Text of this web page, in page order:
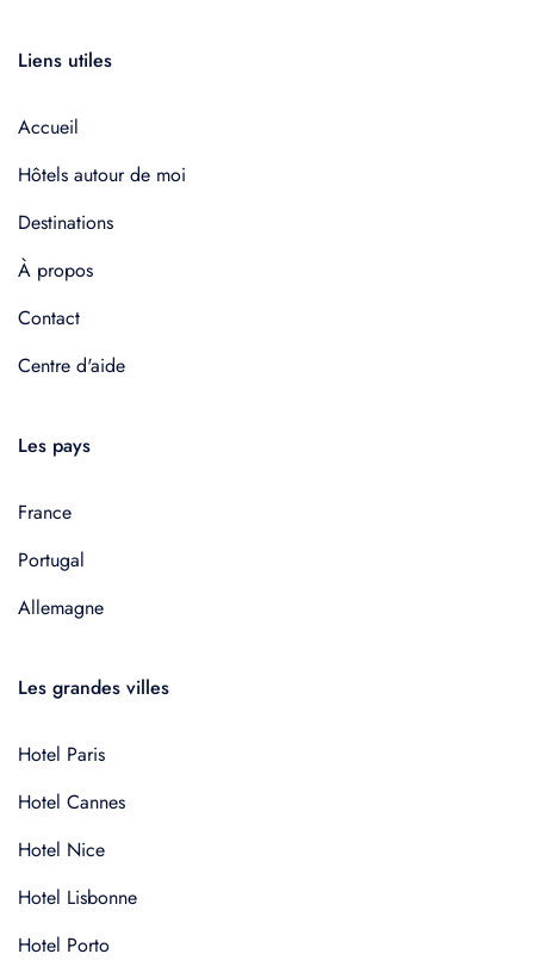
Liens utiles
Accueil
Hôtels autour de moi
Destinations
À propos
Contact
Centre d'aide
Les pays
France
Portugal
Allemagne
Les grandes villes
Hotel Paris
Hotel Cannes
Hotel Nice
Hotel Lisbonne
Hotel Porto